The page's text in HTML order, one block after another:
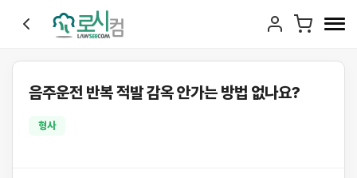
음주운전 반복 적발 감옥 안가는 방법 없나요?
형사